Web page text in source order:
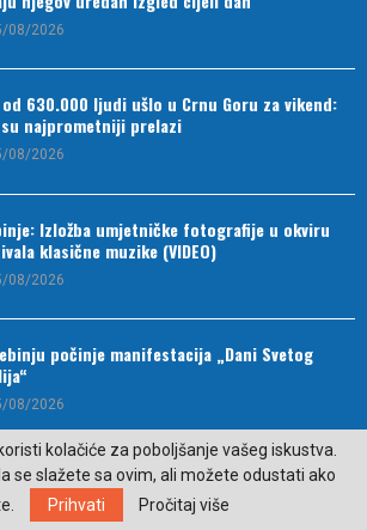
08/2026
od 630.000 ljudi ušlo u Crnu Goru za vikend:
su najprometniji prelazi
08/2026
Izložba umjetničke fotografije u okviru
klasične muzike (VIDEO)
08/2026
počinje manifestacija „Dani Svetog
08/2026
biblioteci u petak promocija romana
Dragana Glogovca
kolačiće za poboljšanje vašeg iskustva.
se slažete sa ovim, ali možete odustati ako
Prihvati Pročitaj više